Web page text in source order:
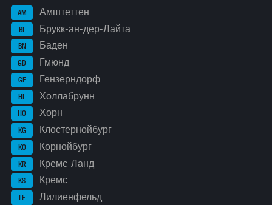
AM Амштеттен
BL Брукк-ан-дер-Лайта
BN Баден
GD Гмюнд
GF Гензерндорф
HL Холлабрунн
HO Хорн
KG Клостернойбург
KO Корнойбург
KR Кремс-Ланд
KS Кремс
LF Лилиенфельд